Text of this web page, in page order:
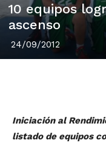
10 equipos
ascenso
24/09/2012
Iniciación al
listado de equipos